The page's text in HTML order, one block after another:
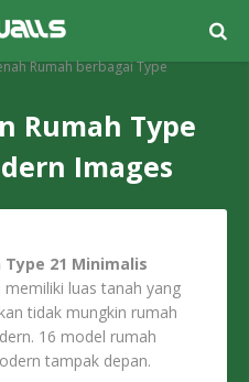
Rumah berbagai Type
Rumah Type
Images
Type 21 Minimalis
memiliki luas tanah yang
tidak mungkin rumah
16 model rumah
tampak depan.